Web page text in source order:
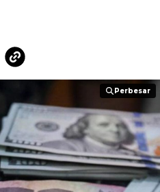
Perbesar
Perbesar